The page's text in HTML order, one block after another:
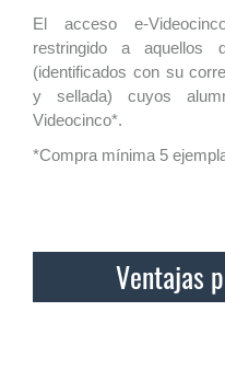
El acceso e-
restringido a aquellos
(identificados con su
y sellada) cuyos
Videocinco*.
*Compra mínima 5
Ventajas